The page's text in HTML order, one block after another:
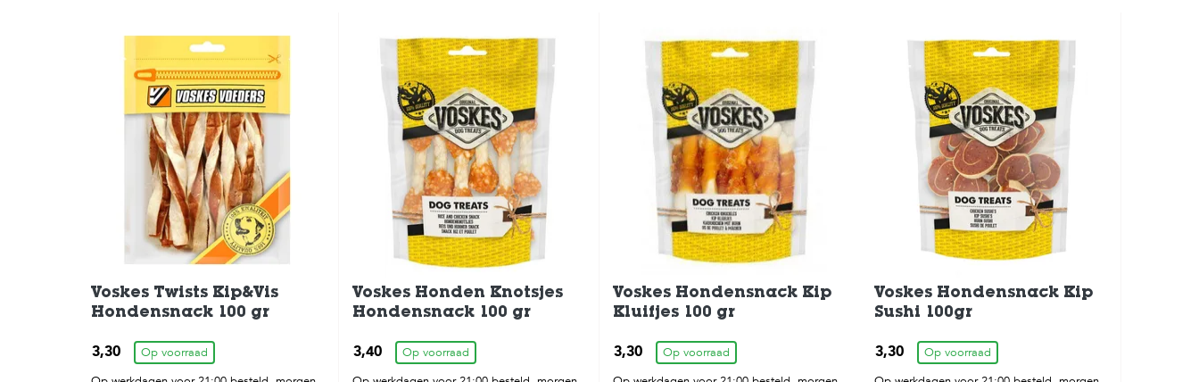
Voskes Twists Kip&Vis
Hondensnack 100 gr
3,30
Op voorraad
Voskes Honden Knotsjes
Hondensnack 100 gr
3,40
Op voorraad
Voskes Hondensnack Kip
Kluifjes 100 gr
3,30
Op voorraad
Voskes Hondensnack Kip
Sushi 100gr
3,30
Op voorraad